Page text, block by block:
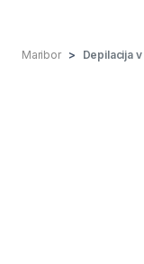
Maribor Depilacija